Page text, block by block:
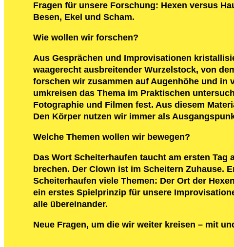
Fragen für unsere Forschung: Hexen versus
Besen, Ekel und Scham.
Wie wollen wir forschen?
Aus Gesprächen und Improvisationen
waagerecht ausbreitender Wurzelstock, von
forschen wir zusammen auf Augenhöhe und in
umkreisen das Thema im Praktischen
Fotographie und Filmen fest. Aus diesem
Den Körper nutzen wir immer als
Welche Themen wollen wir bewegen?
Das Wort Scheiterhaufen taucht am ersten
brechen. Der Clown ist im Scheitern Zuhause.
Scheiterhaufen viele Themen: Der Ort der
ein erstes Spielprinzip für unsere
alle übereinander.
Neue Fragen, um die wir weiter kreisen – mit